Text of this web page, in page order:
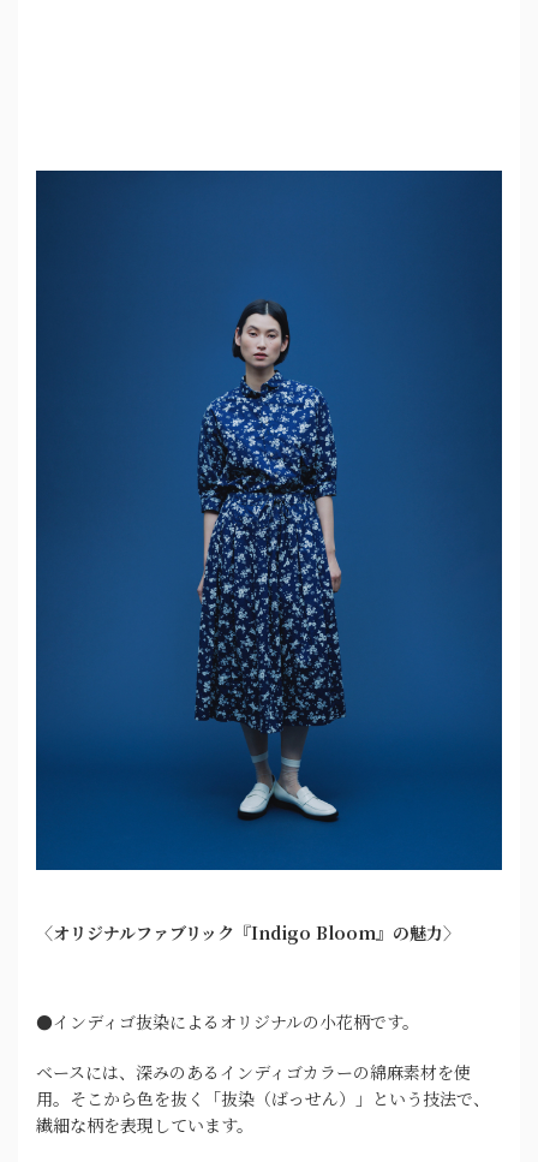
〈オリジナルファブリック『Indigo Bloom』の魅力〉
●インディゴ抜染によるオリジナルの小花柄です。
ベースには、深みのあるインディゴカラーの綿麻素材を使
用。そこから色を抜く「抜染（ばっせん）」という技法で、
繊細な柄を表現しています。